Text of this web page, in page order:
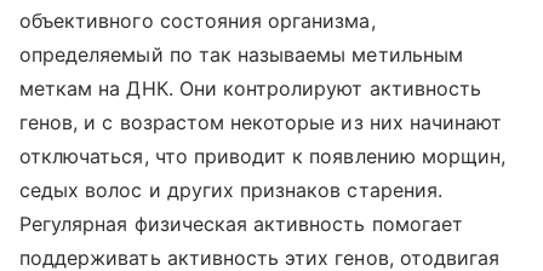
объективного состояния организма,
определяемый по так называемы метильным
меткам на ДНК. Они контролируют активность
генов, и с возрастом некоторые из них начинают
отключаться, что приводит к появлению морщин,
седых волос и других признаков старения.
Регулярная физическая активность помогает
поддерживать активность этих генов, отодвигая